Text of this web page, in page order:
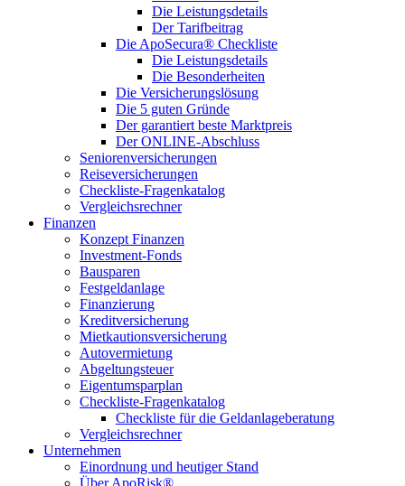
Die Leistungsdetails
Der Tarifbeitrag
Die ApoSecura® Checkliste
Die Leistungsdetails
Die Besonderheiten
Die Versicherungslösung
Die 5 guten Gründe
Der garantiert beste Marktpreis
Der ONLINE-Abschluss
Seniorenversicherungen
Reiseversicherungen
Checkliste-Fragenkatalog
Vergleichsrechner
Finanzen
Konzept Finanzen
Investment-Fonds
Bausparen
Festgeldanlage
Finanzierung
Kreditversicherung
Mietkautionsversicherung
Autovermietung
Abgeltungsteuer
Eigentumsparplan
Checkliste-Fragenkatalog
Checkliste für die Geldanlageberatung
Vergleichsrechner
Unternehmen
Einordnung und heutiger Stand
Über ApoRisk®